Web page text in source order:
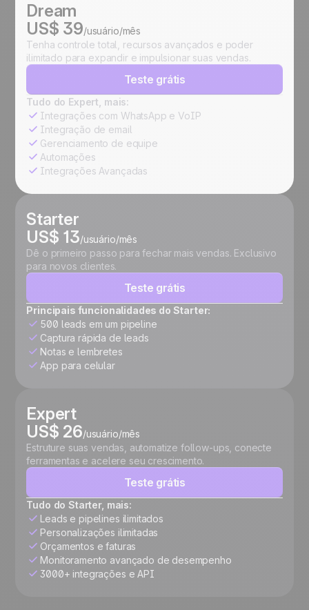
Starter
US$ 13/usuário/mês
Dê o primeiro passo para fechar mais vendas. Exclusivo
para novos clientes.
Teste grátis
Principais funcionalidades do Starter:
500 leads em um pipeline
Captura rápida de leads
Notas e lembretes
App para celular
Expert
US$ 26/usuário/mês
Estruture suas vendas, automatize follow-ups, conecte
ferramentas e acelere seu crescimento.
Teste grátis
Tudo do Starter, mais:
Leads e pipelines ilimitados
Personalizações ilimitadas
Orçamentos e faturas
Monitoramento avançado de desempenho
3000+ integrações e API
Dream
US$ 39/usuário/mês
Tenha controle total, recursos avançados e poder
ilimitado para expandir e impulsionar suas vendas.
Teste grátis
Tudo do Expert, mais:
Integrações com WhatsApp e VoIP
Integração de email
Gerenciamento de equipe
Automações
Integrações Avançadas